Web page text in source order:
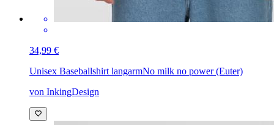
34,99 €
Unisex Baseballshirt langarmNo milk no power (Euter)
von InkingDesign